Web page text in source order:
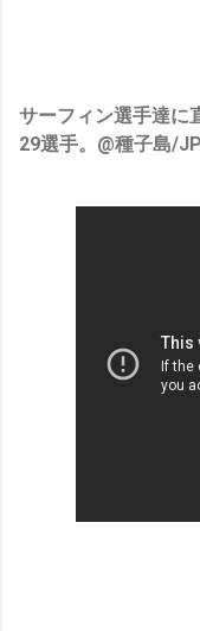
サーフィン選手達に
29選手。@種子島/